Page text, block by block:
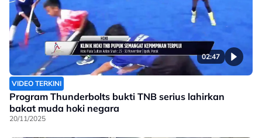
02:47
VIDEO TERKINI
Program Thunderbolts bukti TNB serius lahirkan
bakat muda hoki negara
20/11/2025